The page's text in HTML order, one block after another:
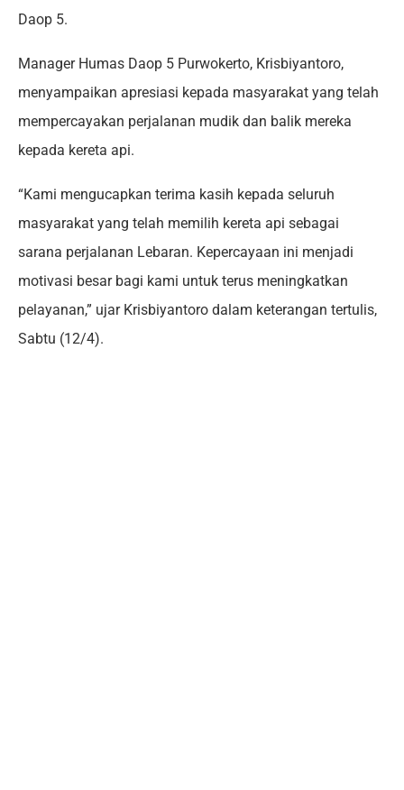
Daop 5.
Manager Humas Daop 5 Purwokerto, Krisbiyantoro,
menyampaikan apresiasi kepada masyarakat yang telah
mempercayakan perjalanan mudik dan balik mereka
kepada kereta api.
“Kami mengucapkan terima kasih kepada seluruh
masyarakat yang telah memilih kereta api sebagai
sarana perjalanan Lebaran. Kepercayaan ini menjadi
motivasi besar bagi kami untuk terus meningkatkan
pelayanan,” ujar Krisbiyantoro dalam keterangan tertulis,
Sabtu (12/4).